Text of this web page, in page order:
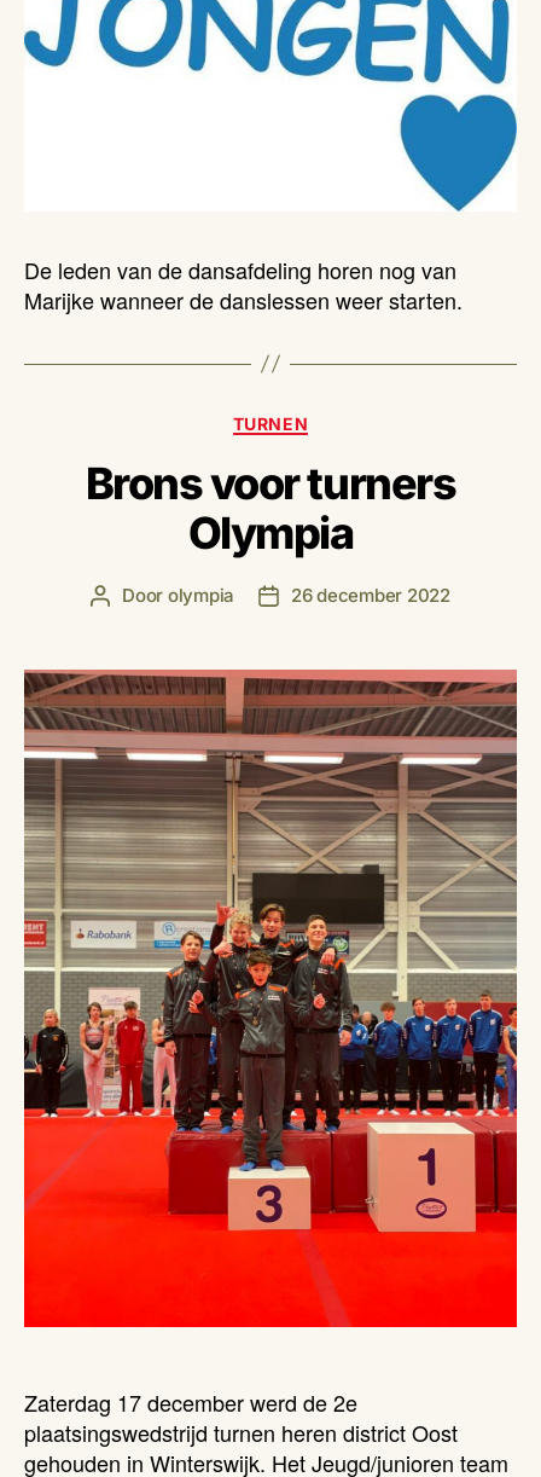
De leden van de dansafdeling horen nog van
Marijke wanneer de danslessen weer starten.
Categorieën
TURNEN
Brons voor turners
Olympia
Berichtauteur
Door olympia Berichtdatum
26 december 2022
Zaterdag 17 december werd de 2e
plaatsingswedstrijd turnen heren district Oost
gehouden in Winterswijk. Het Jeugd/junioren team